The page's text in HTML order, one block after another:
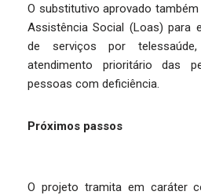
O substitutivo aprovado
Assistência Social (Loas) para
de serviços por
atendimento prioritário das
pessoas com deficiência.
Próximos passos
O projeto tramita em caráter